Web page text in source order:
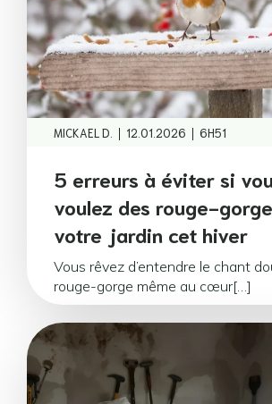
MICKAEL D. | 12.01.2026 | 6H51
5 erreurs à éviter si
voulez des rouge-
votre jardin cet hiver
Vous rêvez d’entendre le chant
rouge-gorge même au cœur[…]